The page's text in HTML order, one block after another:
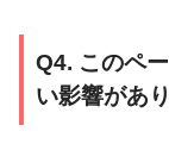
Q4. このペ
い影響があ